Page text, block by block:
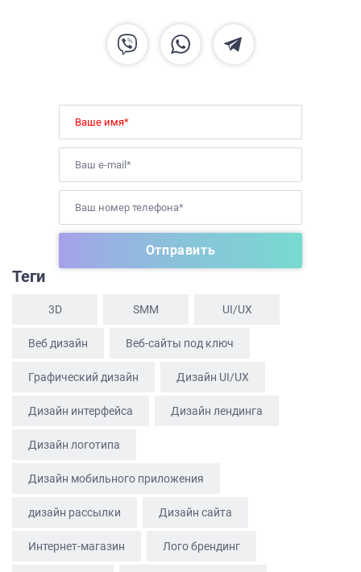
Теги
3D SММ UI/UX
Веб дизайн Веб-сайты под ключ
Графический дизайн Дизайн UI/UX
Дизайн интерфейса Дизайн лендинга
Дизайн логотипа
Дизайн мобильного приложения
дизайн рассылки Дизайн сайта
Интернет-магазин Лого брендинг
УСЛУГИ
ПОРТФОЛИО
КОНТАКТЫ